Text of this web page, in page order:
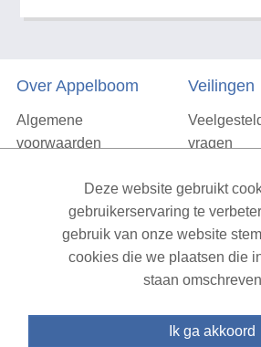
Over Appelboom
Algemene
voorwaarden
Vacatures
Contact
Veilingen
vragen
| All rights reserved
Deze website gebruikt
gebruikerservaring te
gebruik van onze website
cookies die we plaatsen die
staan
Ik ga akkoord